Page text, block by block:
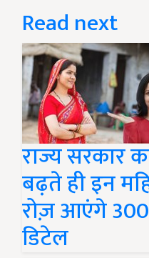
Read next
राज्य सरकार
बढ़ते ही इन
रोज़ आएंगे
डिटेल